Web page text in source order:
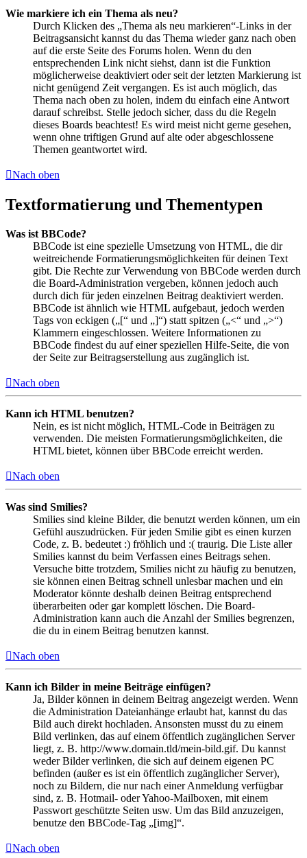
Wie markiere ich ein Thema als neu?
Durch Klicken des „Thema als neu markieren“-Links in der
Beitragsansicht kannst du das Thema wieder ganz nach oben
auf die erste Seite des Forums holen. Wenn du den
entsprechenden Link nicht siehst, dann ist die Funktion
möglicherweise deaktiviert oder seit der letzten Markierung ist
nicht genügend Zeit vergangen. Es ist auch möglich, das
Thema nach oben zu holen, indem du einfach eine Antwort
darauf schreibst. Stelle jedoch sicher, dass du die Regeln
dieses Boards beachtest! Es wird meist nicht gerne gesehen,
wenn ohne triftigen Grund auf alte oder abgeschlossene
Themen geantwortet wird.
Nach oben
Textformatierung und Thementypen
Was ist BBCode?
BBCode ist eine spezielle Umsetzung von HTML, die dir
weitreichende Formatierungsmöglichkeiten für deinen Text
gibt. Die Rechte zur Verwendung von BBCode werden durch
die Board-Administration vergeben, können jedoch auch
durch dich für jeden einzelnen Beitrag deaktiviert werden.
BBCode ist ähnlich wie HTML aufgebaut, jedoch werden
Tags von eckigen („[“ und „]“) statt spitzen („<“ und „>“)
Klammern eingeschlossen. Weitere Informationen zu
BBCode findest du auf einer speziellen Hilfe-Seite, die von
der Seite zur Beitragserstellung aus zugänglich ist.
Nach oben
Kann ich HTML benutzen?
Nein, es ist nicht möglich, HTML-Code in Beiträgen zu
verwenden. Die meisten Formatierungsmöglichkeiten, die
HTML bietet, können über BBCode erreicht werden.
Nach oben
Was sind Smilies?
Smilies sind kleine Bilder, die benutzt werden können, um ein
Gefühl auszudrücken. Für jeden Smilie gibt es einen kurzen
Code, z. B. bedeutet :) fröhlich und :( traurig. Die Liste aller
Smilies kannst du beim Verfassen eines Beitrags sehen.
Versuche bitte trotzdem, Smilies nicht zu häufig zu benutzen,
sie können einen Beitrag schnell unlesbar machen und ein
Moderator könnte deshalb deinen Beitrag entsprechend
überarbeiten oder gar komplett löschen. Die Board-
Administration kann auch die Anzahl der Smilies begrenzen,
die du in einem Beitrag benutzen kannst.
Nach oben
Kann ich Bilder in meine Beiträge einfügen?
Ja, Bilder können in deinem Beitrag angezeigt werden. Wenn
die Administration Dateianhänge erlaubt hat, kannst du das
Bild auch direkt hochladen. Ansonsten musst du zu einem
Bild verlinken, das auf einem öffentlich zugänglichen Server
liegt, z. B. http://www.domain.tld/mein-bild.gif. Du kannst
weder Bilder verlinken, die sich auf deinem eigenen PC
befinden (außer es ist ein öffentlich zugänglicher Server),
noch zu Bildern, die nur nach einer Anmeldung verfügbar
sind, z. B. Hotmail- oder Yahoo-Mailboxen, mit einem
Passwort geschützte Seiten usw. Um das Bild anzuzeigen,
benutze den BBCode-Tag „[img]“.
Nach oben